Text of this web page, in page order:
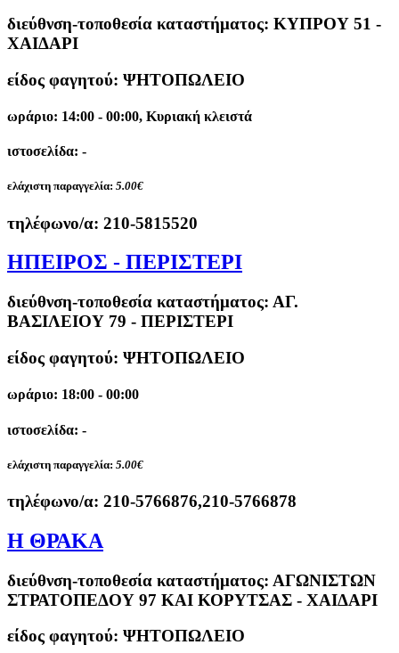
διεύθνση-τοποθεσία καταστήματος: ΚΥΠΡΟΥ 51 -
ΧΑΙΔΑΡΙ
είδος φαγητού: ΨΗΤΟΠΩΛΕΙΟ
ωράριο: 14:00 - 00:00, Κυριακή κλειστά
ιστοσελίδα: -
ελάχιστη παραγγελία: 5.00€
τηλέφωνο/α: 210-5815520
ΗΠΕΙΡΟΣ - ΠΕΡΙΣΤΕΡΙ
διεύθνση-τοποθεσία καταστήματος: ΑΓ.
ΒΑΣΙΛΕΙΟΥ 79 - ΠΕΡΙΣΤΕΡΙ
είδος φαγητού: ΨΗΤΟΠΩΛΕΙΟ
ωράριο: 18:00 - 00:00
ιστοσελίδα: -
ελάχιστη παραγγελία: 5.00€
τηλέφωνο/α: 210-5766876,210-5766878
Η ΘΡΑΚΑ
διεύθνση-τοποθεσία καταστήματος: ΑΓΩΝΙΣΤΩΝ
ΣΤΡΑΤΟΠΕΔΟΥ 97 ΚΑΙ ΚΟΡΥΤΣΑΣ - ΧΑΙΔΑΡΙ
είδος φαγητού: ΨΗΤΟΠΩΛΕΙΟ